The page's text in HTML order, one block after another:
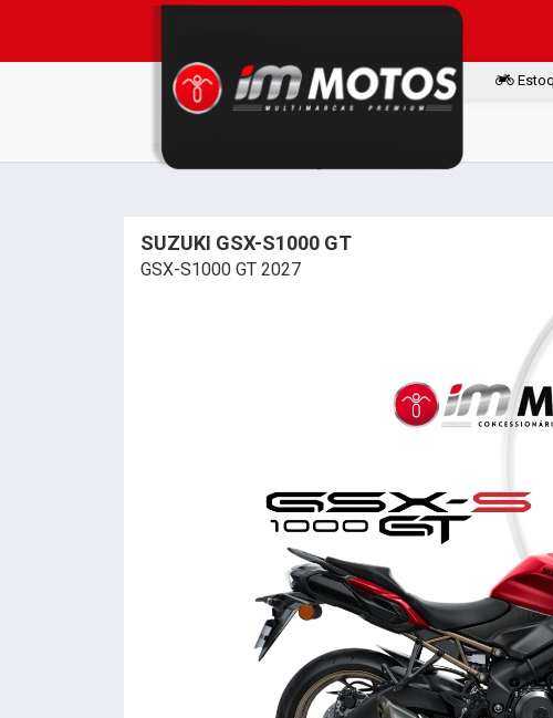
SUZUKI GSX-S1000 GT
GSX-S1000 GT 2027